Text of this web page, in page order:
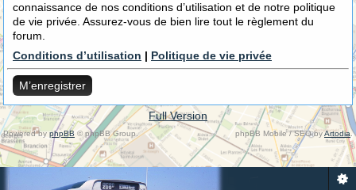
connaissance de nos conditions d’utilisation et de notre politique
de vie privée. Assurez-vous de bien lire tout le règlement du
forum.
Conditions d’utilisation | Politique de vie privée
M’enregistrer
Full Version
Powered byphpBB © phpBB Group. phpBB Mobile / SEO byArtodia .